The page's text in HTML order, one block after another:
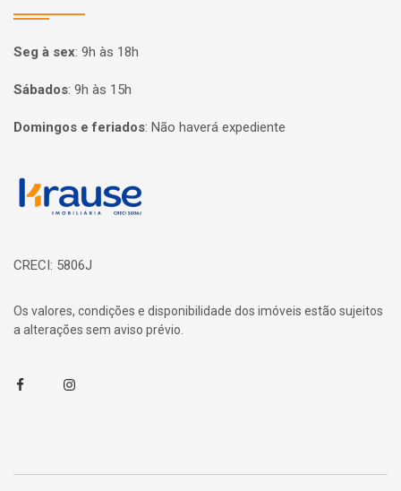
Seg à sex: 9h às 18h
Sábados: 9h às 15h
Domingos e feriados: Não haverá expediente
Página inicial
CRECI: 5806J
Os valores, condições e disponibilidade dos imóveis estão sujeitos
a alterações sem aviso prévio.
FacebookInstagram